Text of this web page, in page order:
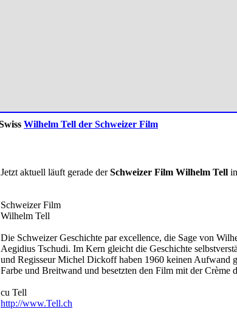
Wilhelm Tell der Schweizer Film
Jetzt aktuell läuft gerade derSchweizer Film Wilhelm Tell
Schweizer Film
Wilhelm Tell
Die Schweizer Geschichte par excellence, die Sage von
Aegidius Tschudi. Im Kern gleicht die Geschichte
und Regisseur Michel Dickoff haben 1960 keinen Aufwand
Farbe und Breitwand und besetzten den Film mit der Crème
cu Tell
http://www.Tell.ch